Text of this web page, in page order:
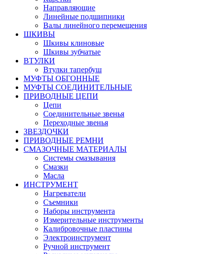
Направляющие
Линейные подшипники
Валы линейного перемещения
ШКИВЫ
Шкивы клиновые
Шкивы зубчатые
ВТУЛКИ
Втулки тапербуш
МУФТЫ ОБГОННЫЕ
МУФТЫ СОЕДИНИТЕЛЬНЫЕ
ПРИВОДНЫЕ ЦЕПИ
Цепи
Соединительные звенья
Переходные звенья
ЗВЕЗДОЧКИ
ПРИВОДНЫЕ РЕМНИ
СМАЗОЧНЫЕ МАТЕРИАЛЫ
Системы смазывания
Смазки
Масла
ИНСТРУМЕНТ
Нагреватели
Съемники
Наборы инструмента
Измерительные инструменты
Калибровочные пластины
Электроинструмент
Ручной инструмент